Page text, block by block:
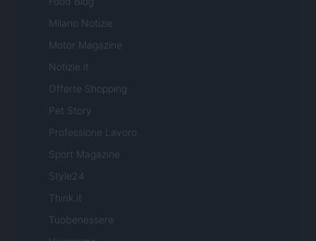
Milano Notizie
Motor Magazine
Notizie.it
Offerte Shopping
Pet Story
Professione Lavoro
Sport Magazine
Style24
Think.it
Tuobenessere